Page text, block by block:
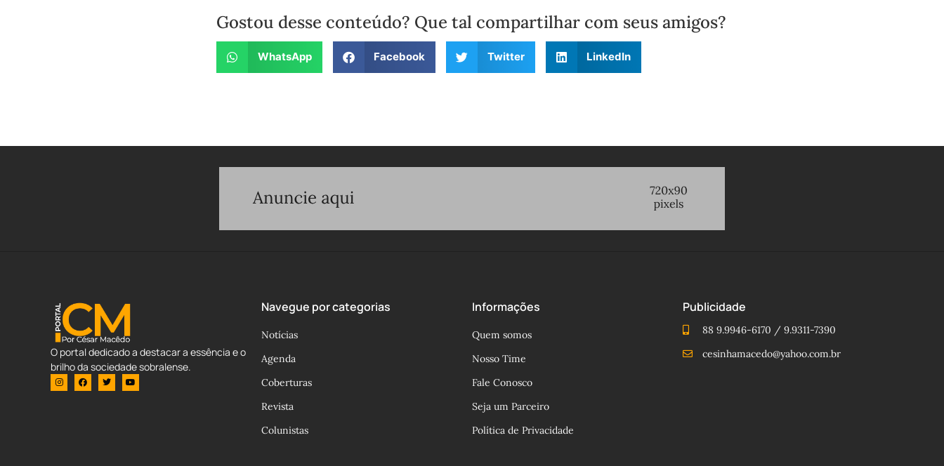
Gostou desse conteúdo? Que tal compartilhar com seus amigos?
WhatsApp Facebook Twitter LinkedIn
O portal dedicado a destacar a essência e o
brilho da sociedade sobralense.
Navegue por categorias
Notícias
Agenda
Coberturas
Revista
Colunistas
Informações
Quem somos
Nosso Time
Fale Conosco
Seja um Parceiro
Política de Privacidade
Publicidade
88 9.9946-6170 / 9.9311-7390
cesinhamacedo@yahoo.com.br